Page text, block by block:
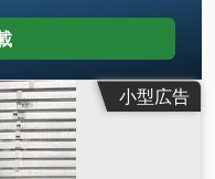
小型広告